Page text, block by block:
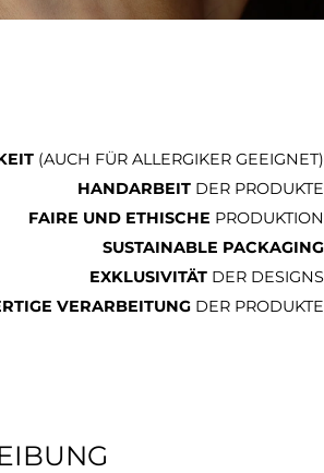
(AUCH FÜR ALLERGIKER GEEIGNET)
HANDARBEIT DER PRODUKTE
FAIRE UND ETHISCHE PRODUKTION
SUSTAINABLE PACKAGING
EXKLUSIVITÄT DER DESIGNS
VERARBEITUNG DER PRODUKTE